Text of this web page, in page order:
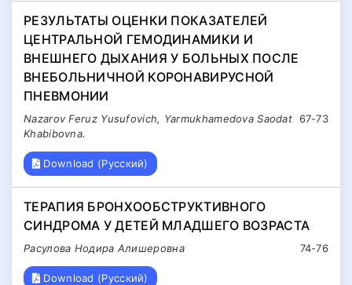
РЕЗУЛЬТАТЫ ОЦЕНКИ ПОКАЗАТЕЛЕЙ
ЦЕНТРАЛЬНОЙ ГЕМОДИНАМИКИ И
ВНЕШНЕГО ДЫХАНИЯ У БОЛЬНЫХ ПОСЛЕ
ВНЕБОЛЬНИЧНОЙ КОРОНАВИРУСНОЙ
ПНЕВМОНИИ
67-73
Nazarov Feruz Yusufovich, Yarmukhamedova Saodat
Khabibovna.
Download (Русский)
ТЕРАПИЯ БРОНХООБСТРУКТИВНОГО
СИНДРОМА У ДЕТЕЙ МЛАДШЕГО ВОЗРАСТА
74-76
Расулова Нодира Алишеровна
Download (Русский)